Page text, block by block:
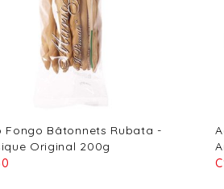
Fongo Bâtonnets Rubata -
Original 200g